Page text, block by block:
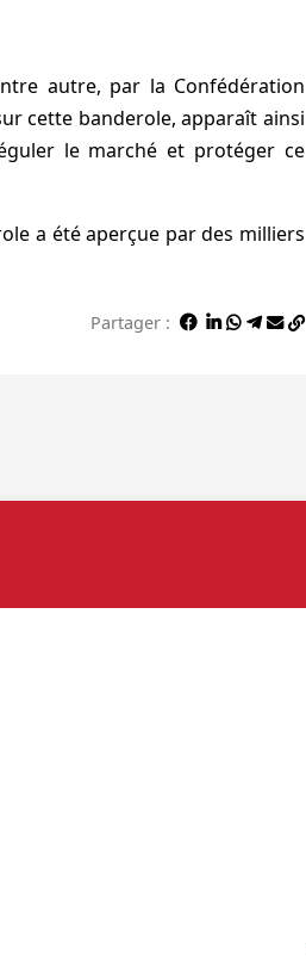
autre, par la Confédération
cette banderole, apparaît ainsi
le marché et protéger ce
a été aperçue par des milliers
Partager :